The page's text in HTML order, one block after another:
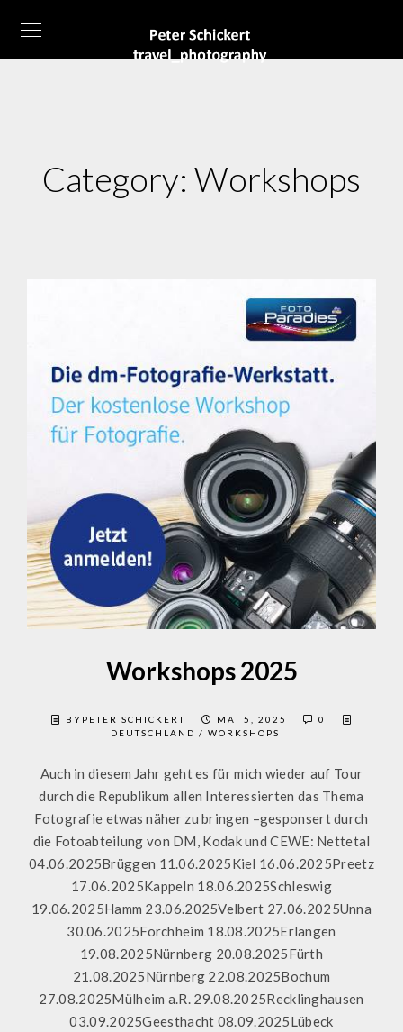
Category: Workshops
Workshops 2025
BYPETER SCHICKERT MAI 5, 2025
0
DEUTSCHLAND / WORKSHOPS
Auch in diesem Jahr geht es für mich wieder auf Tour
durch die Republikum allen Interessierten das Thema
Fotografie etwas näher zu bringen –gesponsert durch
die Fotoabteilung von DM, Kodak und CEWE: Nettetal
04.06.2025Brüggen 11.06.2025Kiel 16.06.2025Preetz
17.06.2025Kappeln 18.06.2025Schleswig
19.06.2025Hamm 23.06.2025Velbert 27.06.2025Unna
30.06.2025Forchheim 18.08.2025Erlangen
19.08.2025Nürnberg 20.08.2025Fürth
21.08.2025Nürnberg 22.08.2025Bochum
27.08.2025Mülheim a.R. 29.08.2025Recklinghausen
03.09.2025Geesthacht 08.09.2025Lübeck